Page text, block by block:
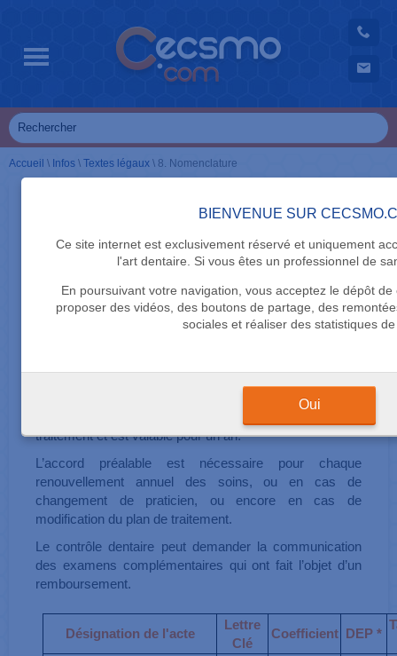
BIENVENUE SUR
Ce site internet est exclusivement réservé et uniquement
l'art dentaire. Si vous êtes un professionnel de
En poursuivant votre navigation, vous acceptez le dépôt
proposer des vidéos, des boutons de partage, des
sociales et réaliser des statistiques
Oui
Accueil \ Infos \ Textes légaux \ 8. Nomenclature
La responsabilité de l'Assurance Maladie est limitée aux
traitements commencés avant le seizième anniversaire.
Le traitement doit concerner les dysmorphoses
après la date de l'accord sous peine de la caducité de
traitement et est valable pour un an.
L’accord préalable est nécessaire pour chaque
renouvellement annuel des soins, ou en cas de
changement de praticien, ou encore en cas de
modification du plan de traitement.
Le contrôle dentaire peut demander la communication
des examens complémentaires qui ont fait l’objet d’un
remboursement.
Désignation de l'acte
Lettre
Clé
Coefficient DEP *